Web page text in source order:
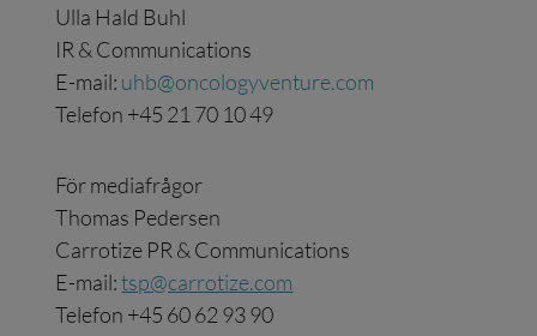
Ulla Hald Buhl
IR & Communications
E-mail: uhb@oncologyventure.com
Telefon +45 21 70 10 49
För mediafrågor
Thomas Pedersen
Carrotize PR & Communications
E-mail:tsp@carrotize.com
Telefon +45 60 62 93 90